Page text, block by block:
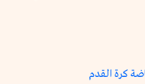
رياضة كرة القدم